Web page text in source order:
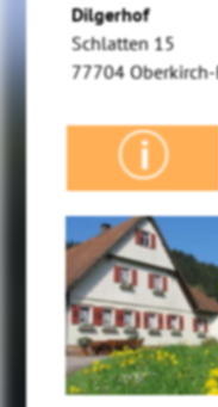
Dilgerhof
Schlatten 15
77704